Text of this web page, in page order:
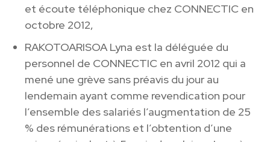
et écoute téléphonique chez CONNECTIC en
octobre 2012,
RAKOTOARISOA Lyna est la déléguée du
personnel de CONNECTIC en avril 2012 qui a
mené une grève sans préavis du jour au
lendemain ayant comme revendication pour
l’ensemble des salariés l’augmentation de 25
% des rémunérations et l’obtention d’une